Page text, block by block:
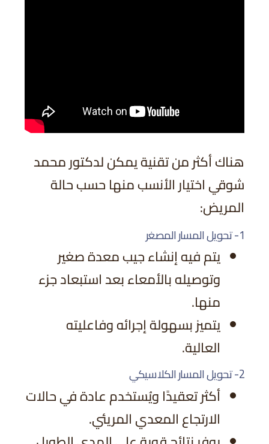
هناك أكثر من تقنية يمكن لدكتور محمد
شوقي اختيار الأنسب منها حسب حالة
المريض:
1- تحويل المسار المصغر
يتم فيه إنشاء جيب معدة صغير
وتوصيله بالأمعاء بعد استبعاد جزء
منها.
يتميز بسهولة إجرائه وفاعليته
العالية.
2- تحويل المسار الكلاسيكي
أكثر تعقيدًا ويُستخدم عادة في حالات
الارتجاع المعدي المريئي.